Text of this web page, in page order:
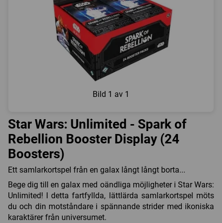
Bild 1 av 1
Star Wars: Unlimited - Spark of
Rebellion Booster Display (24
Boosters)
Ett samlarkortspel från en galax långt långt borta...
Bege dig till en galax med oändliga möjligheter i Star Wars:
Unlimited! I detta fartfyllda, lättlärda samlarkortspel möts
du och din motståndare i spännande strider med ikoniska
karaktärer från universumet.